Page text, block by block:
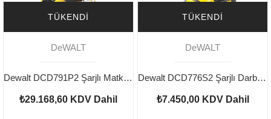
TÜKENDI
DeWALT
Dewalt DCD791P2 Şarjlı Matkap 18v 5.0 ah
₺29.168,60 KDV Dahil
TÜKENDI
DeWALT
Dewalt DCD776S2 Şarjlı Darbeli Matkap 18v
₺7.450,00 KDV Dahil